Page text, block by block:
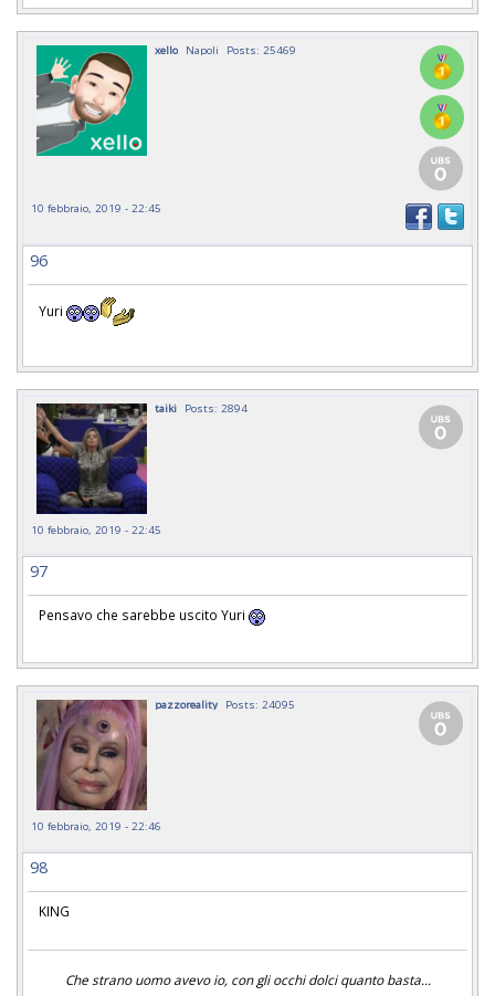
xello Napoli Posts: 25469
10 febbraio, 2019 - 22:45
96
Yuri
taiki Posts: 2894
10 febbraio, 2019 - 22:45
97
Pensavo che sarebbe uscito Yuri
pazzoreality Posts: 24095
10 febbraio, 2019 - 22:46
98
KING
Che strano uomo avevo io, con gli occhi dolci quanto basta...